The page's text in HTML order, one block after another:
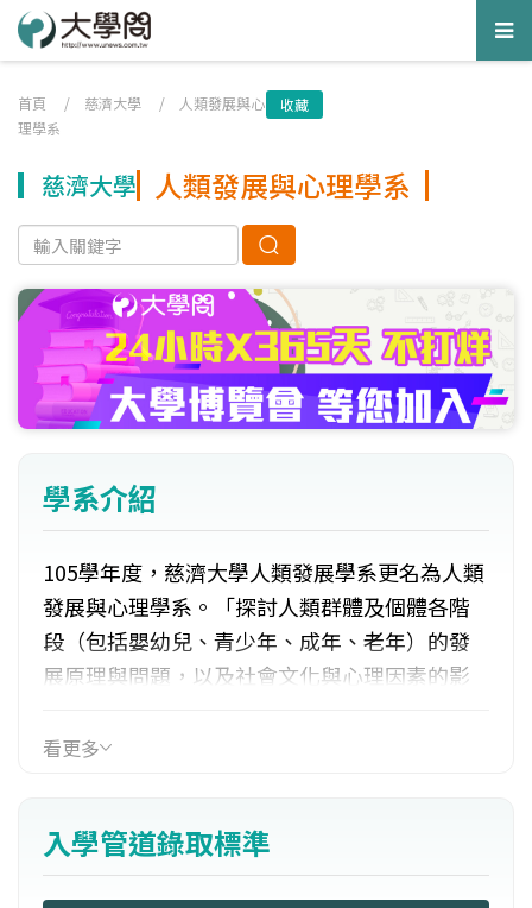
首頁 / 慈濟大學 /
人類發展與心
理學系
收藏
慈濟大學 人類發展與心理學系
學系介紹
105學年度，慈濟大學人類發展學系更名為人類
發展與心理學系。「探討人類群體及個體各階
段（包括嬰幼兒、青少年、成年、老年）的發
展原理與問題，以及社會文化與心理因素的影
亦有比較人類發展學系）2.研究方法課程充足
人類學的專業訓練外，亦透過志工服務，強化
師生人文精神之實踐。
看更多
入學管道錄取標準